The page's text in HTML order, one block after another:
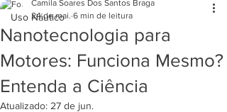
Uso Náutico
Nanotecnologia para
Motores: Funciona Mesmo?
Entenda a Ciência
Camila Soares Dos Santos Braga
24 de mai. 6 min de leitura
Atualizado: 27 de jun.